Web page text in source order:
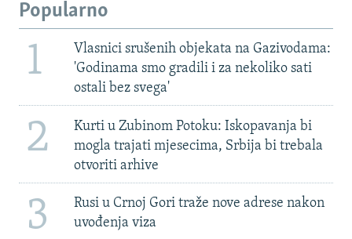
Popularno
1
Vlasnici srušenih objekata na Gazivodama:
'Godinama smo gradili i za nekoliko sati
ostali bez svega'
2
Kurti u Zubinom Potoku: Iskopavanja bi
mogla trajati mjesecima, Srbija bi trebala
otvoriti arhive
3
Rusi u Crnoj Gori traže nove adrese nakon
uvođenja viza